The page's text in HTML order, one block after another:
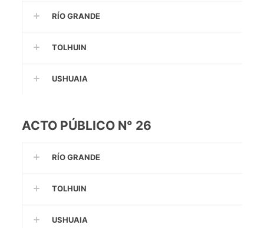
RÍO GRANDE
TOLHUIN
USHUAIA
ACTO PÚBLICO N° 26
RÍO GRANDE
TOLHUIN
USHUAIA